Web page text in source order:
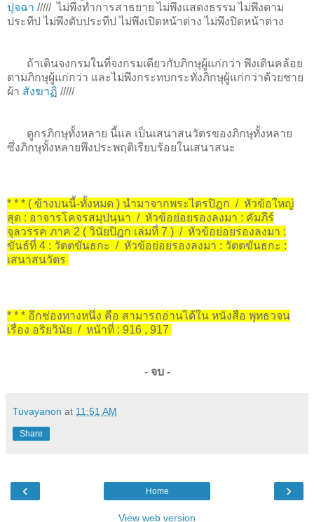
ปุจฉา ///// ไม่พึงทำการสาธยาย ไม่พึงแสดงธรรม ไม่พึงตาม
ประทีป ไม่พึงดับประทีป ไม่พึงเปิดหน้าต่าง ไม่พึงปิดหน้าต่าง
ถ้าเดินจงกรมในที่จงกรมเดียวกับภิกษุผู้แก่กว่า พึงเดินคล้อย
ตามภิกษุผู้แก่กว่า และไม่พึงกระทบกระทั่งภิกษุผู้แก่กว่าด้วยชาย
ผ้า สังฆาฏิ /////
ดูกรภิกษุทั้งหลาย นี้แล เป็นเสนาสนวัตรของภิกษุทั้งหลาย
ซึ่งภิกษุทั้งหลายพึงประพฤติเรียบร้อยในเสนาสนะ
* * * ( ข้างบนนี้-ทั้งหมด ) นำมาจากพระไตรปิฎก / หัวข้อใหญ่
สุด : อาจารโคจรสมฺปนฺนา / หัวข้อย่อยรองลงมา : คัมภีร์
จุลวรรค ภาค 2 ( วินัยปิฎก เล่มที่ 7 ) / หัวข้อย่อยรองลงมา :
ขันธ์ที่ 4 : วัตตขันธกะ / หัวข้อย่อยรองลงมา : วัตตขันธกะ :
เสนาสนวัตร
* * * อีกช่องทางหนึ่ง คือ สามารถอ่านได้ใน หนังสือ พุทธวจน
เรื่อง อริยวินัย / หน้าที่ : 916 , 917
-จบ -
Tuvayanon at 11:51 AM
Share
‹ ›
Home
View web version